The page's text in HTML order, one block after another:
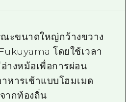
ะขนาดใหญ่กว้างขวาง
โดยใช้เวลา
างหม้อเพื่อการผ่อน
หารเช้าแบบโฮมเมด
ากท้องถิ่น